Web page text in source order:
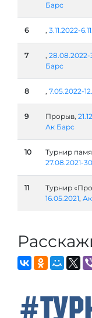
Барс
6 , 3.11.2022-
7 , 28.08.2022-
Барс
8 , 7.05.2022-
9 Прорыв,
Ак Барс
10
Турнир
27.08.2021-
11 Турнир
16.05.2021,